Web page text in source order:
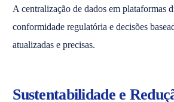
A centralização de dados em plataformas
conformidade regulatória e decisões
atualizadas e precisas.
Sustentabilidade e